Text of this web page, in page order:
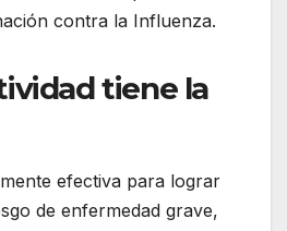
contra la Influenza.
tiene la
efectiva para lograr
de enfermedad grave,